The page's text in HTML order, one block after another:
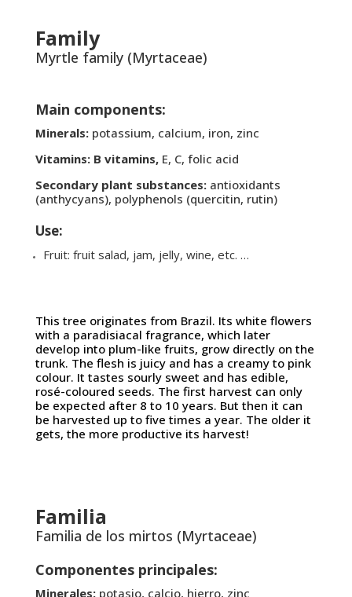
Family
Myrtle family (Myrtaceae)
Main components:
Minerals:potassium, calcium, iron, zinc
Vitamins: B vitamins,E, C, folic acid
Secondary plant substances:antioxidants
(anthycyans), polyphenols (quercitin, rutin)
Use:
Fruit: fruit salad, jam, jelly, wine, etc. …
This tree originates from Brazil. Its white flowers
with a paradisiacal fragrance, which later
develop into plum-like fruits, grow directly on the
trunk. The flesh is juicy and has a creamy to pink
colour. It tastes sourly sweet and has edible,
rosé-coloured seeds. The first harvest can only
be expected after 8 to 10 years. But then it can
be harvested up to five times a year. The older it
gets, the more productive its harvest!
Familia
Familia de los mirtos (Myrtaceae)
Componentes principales:
Minerales:potasio, calcio, hierro, zinc